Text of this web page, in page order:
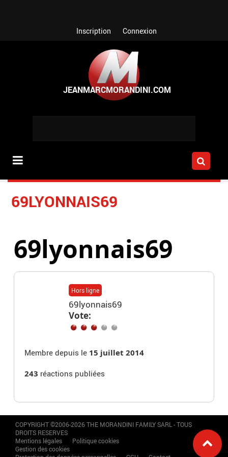
Inscription Connexion
69LYONNAIS69
69lyonnais69
Hors ligne
69lyonnais69
Vote:
Membre depuis le 15 juillet 2014
243 réactions publiées
COPYRIGHT ©2006-2026 THE MORANDINI FAMILY SARL - TOUS
DROITS RESERVES
Mentions légales
Politique cookies
Gestion des cookies